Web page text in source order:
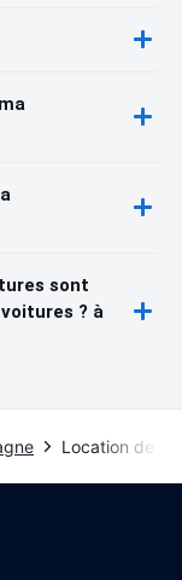
sont
? à
Location de